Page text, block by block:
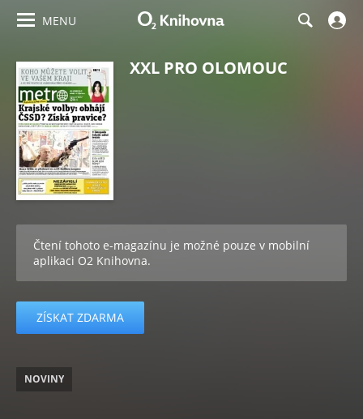
MENU
XXL PRO OLOMOUC
Čtení tohoto e-magazínu je možné pouze v mobilní
aplikaci O2 Knihovna.
ZÍSKAT ZDARMA
NOVINY